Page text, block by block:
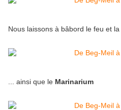
Nous laissons à bâbord le feu et la
... ainsi que le Marinarium